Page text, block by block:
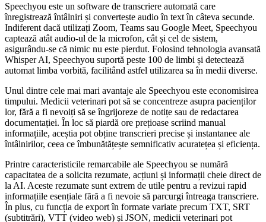
Speechyou este un software de transcriere automată care
înregistrează întâlniri și convertește audio în text în câteva secunde.
Indiferent dacă utilizați Zoom, Teams sau Google Meet, Speechyou
captează atât audio-ul de la microfon, cât și cel de sistem,
asigurându-se că nimic nu este pierdut. Folosind tehnologia avansată
Whisper AI, Speechyou suportă peste 100 de limbi și detectează
automat limba vorbită, facilitând astfel utilizarea sa în medii diverse.
Unul dintre cele mai mari avantaje ale Speechyou este economisirea
timpului. Medicii veterinari pot să se concentreze asupra pacienților
lor, fără a fi nevoiți să se îngrijoreze de notițe sau de redactarea
documentației. În loc să piardă ore prețioase scriind manual
informațiile, aceștia pot obține transcrieri precise și instantanee ale
întâlnirilor, ceea ce îmbunătățește semnificativ acuratețea și eficiența.
Printre caracteristicile remarcabile ale Speechyou se numără
capacitatea de a solicita rezumate, acțiuni și informații cheie direct de
la AI. Aceste rezumate sunt extrem de utile pentru a revizui rapid
informațiile esențiale fără a fi nevoie să parcurgi întreaga transcriere.
În plus, cu funcția de export în formate variate precum TXT, SRT
(subtitrări), VTT (video web) și JSON, medicii veterinari pot